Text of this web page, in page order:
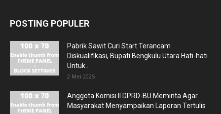
POSTING POPULER
Pabrik Sawit Curi Start Terancam
Diskualifikasi, Bupati Bengkulu Utara Hati-hati
Untuk...
2 Mei 2025
Anggota Komisi II DPRD-BU Meminta Agar
Masyarakat Menyampaikan Laporan Tertulis